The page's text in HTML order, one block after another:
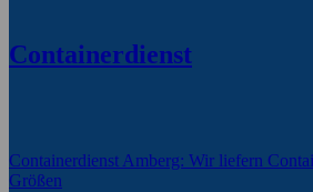
Containerdienst
Containerdienst Amberg: Wir liefern
Größen